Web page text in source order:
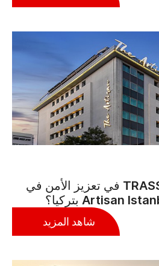
كيف ساهم نظام TRASSIR في تعزيز الأمن في
شاهد المزيد